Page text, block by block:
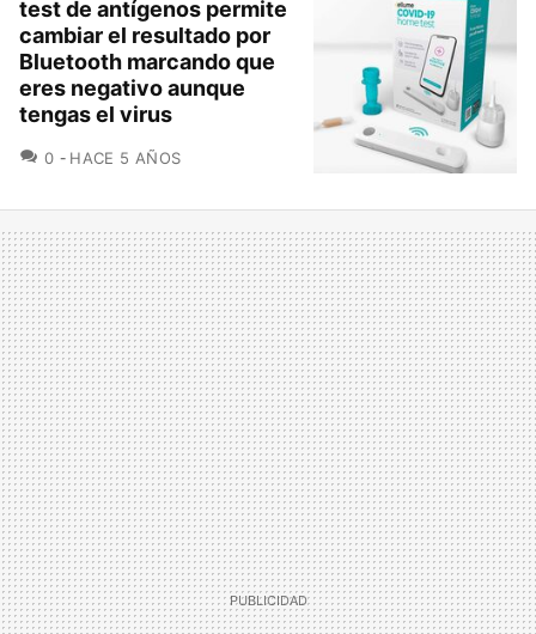
test de antígenos permite
cambiar el resultado por
Bluetooth marcando que
eres negativo aunque
tengas el virus
0 COMENTARIOS
HACE 5 AÑOS